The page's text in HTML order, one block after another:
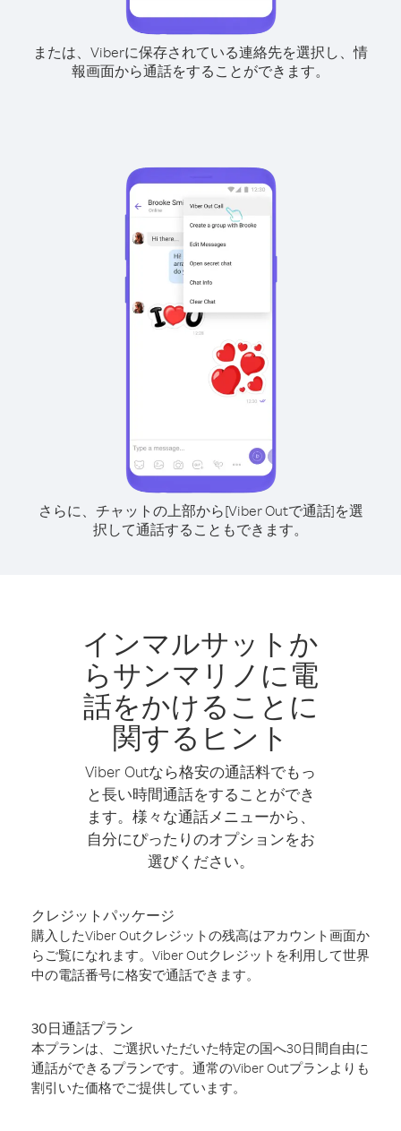
または、Viberに保存されている連絡先を選択し、情
報画面から通話をすることができます。
さらに、チャットの上部から[Viber Outで通話]を選
択して通話することもできます。
インマルサットか
らサンマリノに電
話をかけることに
関するヒント
Viber Outなら格安の通話料でもっ
と長い時間通話をすることができ
ます。様々な通話メニューから、
自分にぴったりのオプションをお
選びください。
クレジットパッケージ
購入したViber Outクレジットの残高はアカウント画面か
らご覧になれます。Viber Outクレジットを利用して世界
中の電話番号に格安で通話できます。
30日通話プラン
本プランは、ご選択いただいた特定の国へ30日間自由に
通話ができるプランです。通常のViber Outプランよりも
割引いた価格でご提供しています。